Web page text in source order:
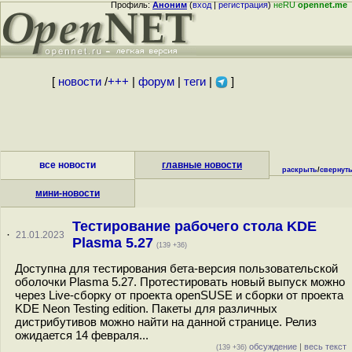
Профиль:Аноним(вход|регистрация)неRUopennet.me
[ новости/+++ форум| теги| ]
все новости главные новости
мини-новости
раскрыть/свернуть
· 21.01.2023
Тестирование рабочего стола KDE
Plasma 5.27 (139 +36)
Доступна для тестирования бета-версия пользовательской
оболочки Plasma 5.27. Протестировать новый выпуск можно
через Live-сборку от проекта openSUSE и сборки от проекта
KDE Neon Testing edition. Пакеты для различных
дистрибутивов можно найти на данной странице. Релиз
ожидается 14 февраля...
(139 +36) обсуждение | весь текст